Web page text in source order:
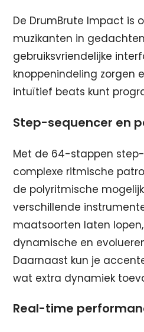
De DrumBrute Impact is
muzikanten in
gebruiksvriendelijke
knoppenindeling zorgen
intuïtief beats kunt
Step-sequencer en
Met de 64-stappen
complexe ritmische
de polyritmische
verschillende
maatsoorten laten
dynamische en
Daarnaast kun je
wat extra dynamiek
Real-time